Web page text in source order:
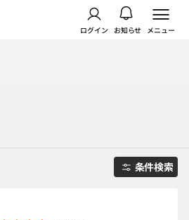
ログイン お知らせ メニュー
条件検索